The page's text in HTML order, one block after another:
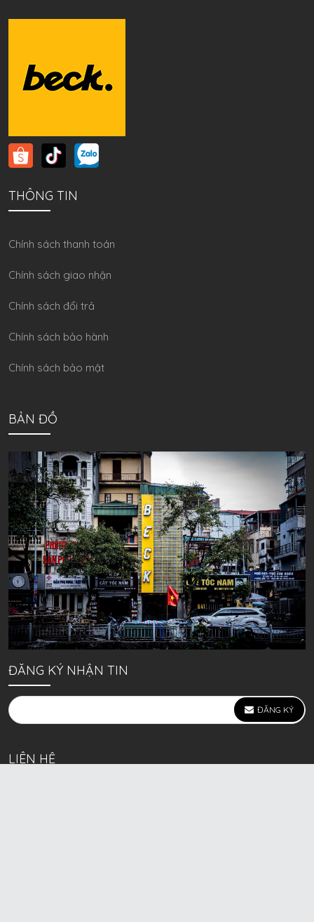
THÔNG TIN
Chính sách thanh toán
Chính sách giao nhận
Chính sách đổi trả
Chính sách bảo hành
Chính sách bảo mật
BẢN ĐỒ
ĐĂNG KÝ NHẬN TIN
ĐĂNG KÝ
LIÊN HỆ